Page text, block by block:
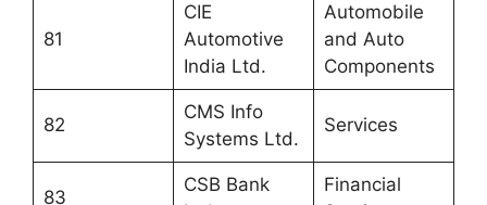
81
CIE
Automotive
India Ltd.
Automobile
and Auto
Components
82
CMS Info
Systems Ltd.
Services
83
CSB Bank
Financial